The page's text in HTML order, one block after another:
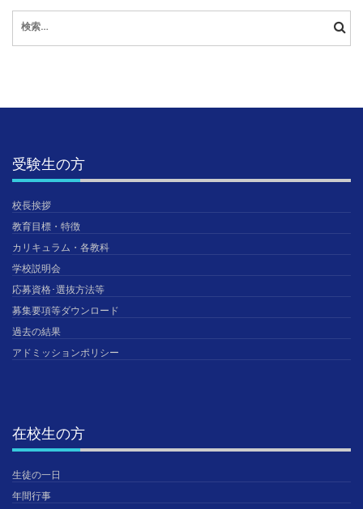
索:
受験生の方
校長挨拶
教育目標・特徴
カリキュラム・各教科
学校説明会
応募資格･選抜方法等
募集要項等ダウンロード
過去の結果
アドミッションポリシー
在校生の方
生徒の一日
年間行事